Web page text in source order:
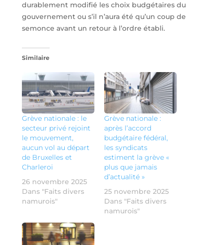
durablement modifié les choix budgétaires du
gouvernement ou s’il n’aura été qu’un coup de
semonce avant un retour à l’ordre établi.
Similaire
Grève nationale : le
secteur privé rejoint
le mouvement,
aucun vol au départ
de Bruxelles et
Charleroi
26 novembre 2025
Dans "Faits divers
namurois"
Grève nationale :
après l’accord
budgétaire fédéral,
les syndicats
estiment la grève «
plus que jamais
d’actualité »
25 novembre 2025
Dans "Faits divers
namurois"